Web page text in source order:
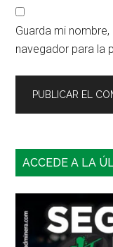
Guarda mi
navegador para la
Barra
principal
ACCEDE A LA